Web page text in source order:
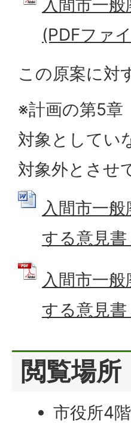
入間市一
(PDFファ
この原案に対
※計画の第5章
対象としてい
対象外とさせ
入間市一
する意見
入間市一
する意見
閲覧場所
市役所4